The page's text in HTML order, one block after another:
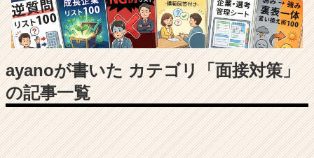
長
企
業
か
ら
ス
ウ
ayanoが書いた カテゴリ「面接対策」
の記事一覧